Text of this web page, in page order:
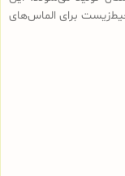
برای الماس‌های